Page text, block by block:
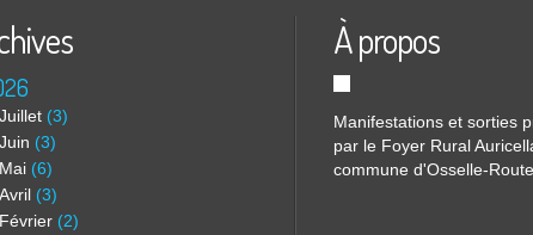
Juillet (3)
Juin (3)
Mai (6)
Avril (3)
Février (2)
À propos
Manifestations et sorties
par le Foyer Rural
commune d'Osselle-